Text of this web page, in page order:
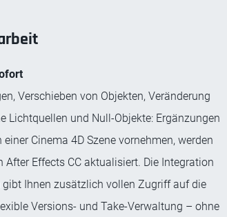
Verschieben von Objekten, Veränderung
Lichtquellen und Null-Objekte: Ergänzungen
Cinema 4D Szene vornehmen, werden
Effects CC aktualisiert. Die Integration
gibt Ihnen zusätzlich vollen Zugriff auf die
Versions- und Take-Verwaltung – ohne